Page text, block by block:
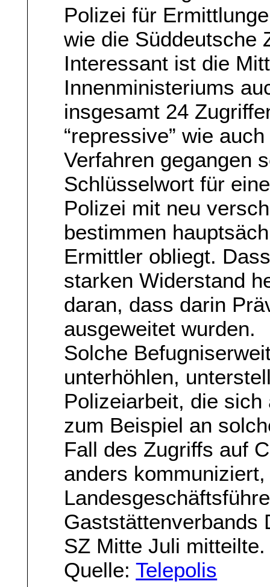
Polizei für
wie die Süddeutsche
Interessant ist die
Innenministeriums
insgesamt 24
“repressive” wie
Verfahren gegangen
Schlüsselwort für
Polizei mit neu
bestimmen
Ermittler obliegt.
starken Widerstand
daran, dass darin
ausgeweitet wurden.
Solche
unterhöhlen,
Polizeiarbeit, die
zum Beispiel an
Fall des Zugriffs auf
anders
Gaststättenverbands
SZ Mitte Juli mitteilte.
Quelle:Telepolis